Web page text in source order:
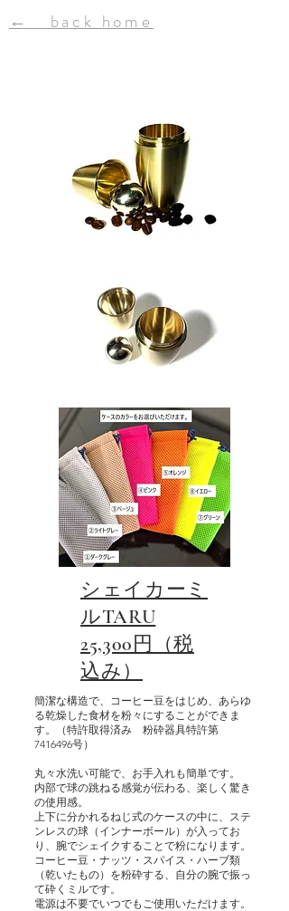
← back home
​シェイカーミ
ルTARU
​25,300円（税
込み）
簡潔な構造で、コーヒー豆をはじめ、あらゆ
る乾燥した食材を粉々にすることができま
す。（特許取得済み 粉砕器具特許第
7416496号）
丸々水洗い可能で、お手入れも簡単です。
内部で球の跳ねる感覚が伝わる、楽しく驚き
の使用感。
上下に分かれるねじ式のケースの中に、ステ
ンレスの球（インナーボール）が入ってお
り、腕でシェイクすることで粉になります。
コーヒー豆・ナッツ・スパイス・ハーブ類
（乾いたもの）を粉砕する、自分の腕で振っ
て砕くミルです。
電源は不要でいつでもご使用いただけます。